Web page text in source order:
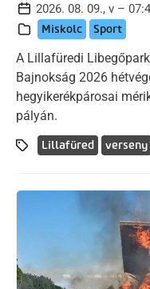
2026. 08. 09., v –
Miskolc Sport
A Lillafüredi
Bajnokság 2026
hegyikerékpárosai
pályán.
Lillafüred verseny